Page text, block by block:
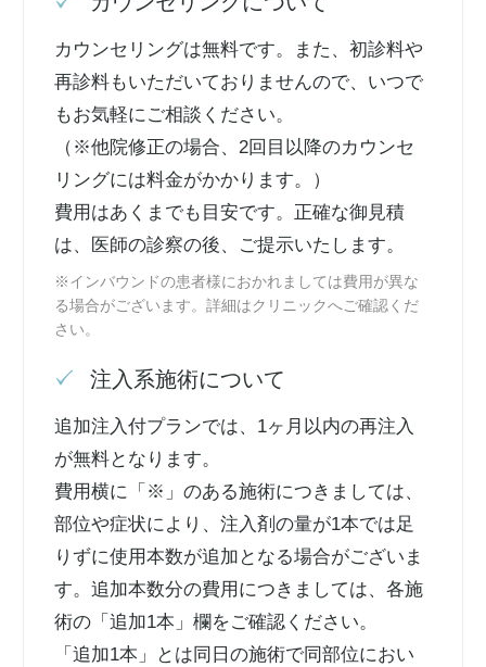
カウンセリングは無料です。また、初診料や
再診料もいただいておりませんので、いつで
もお気軽にご相談ください。
（※他院修正の場合、2回目以降のカウンセ
リングには料金がかかります。）
費用はあくまでも目安です。正確な御見積
は、医師の診察の後、ご提示いたします。
※インバウンドの患者様におかれましては費用が異な
る場合がございます。詳細はクリニックへご確認くだ
さい。
注入系施術について
追加注入付プランでは、1ヶ月以内の再注入
が無料となります。
費用横に「※」のある施術につきましては、
部位や症状により、注入剤の量が1本では足
りずに使用本数が追加となる場合がございま
す。追加本数分の費用につきましては、各施
術の「追加1本」欄をご確認ください。
「追加1本」とは同日の施術で同部位におい